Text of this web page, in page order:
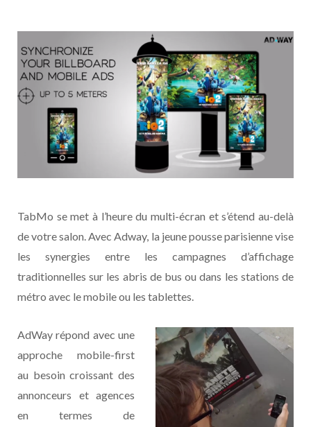
TabMo se met à l’heure du multi-écran et s’étend au-delà
de votre salon. Avec Adway, la jeune pousse parisienne vise
les synergies entre les campagnes d’affichage
traditionnelles sur les abris de bus ou dans les stations de
métro avec le mobile ou les tablettes.
AdWay répond avec une
approche mobile-first
au besoin croissant des
annonceurs et agences
en termes de